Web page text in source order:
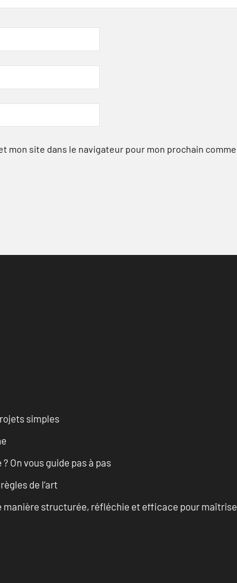
mon site dans le navigateur pour mon prochain
simples
On vous guide pas à pas
de l’art
manière structurée, réfléchie et efficace pour